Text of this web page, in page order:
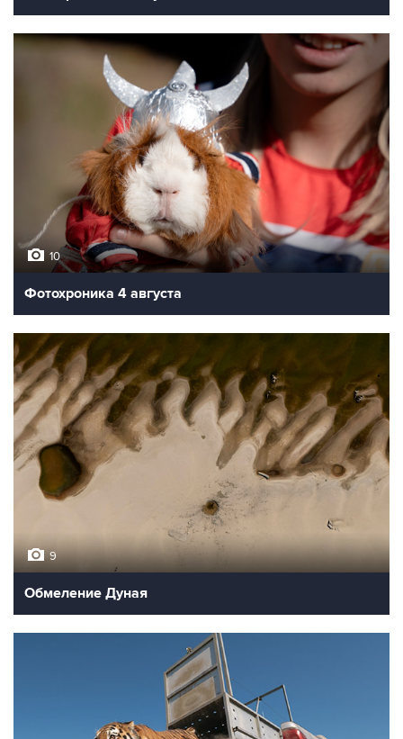
10
Фотохроника 4 августа
9
Обмеление Дуная